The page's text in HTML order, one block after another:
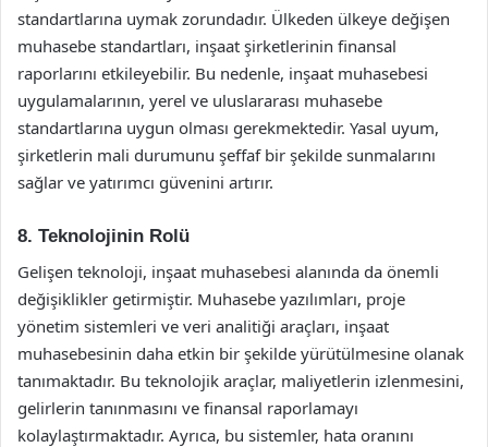
standartlarına uymak zorundadır. Ülkeden ülkeye değişen
muhasebe standartları, inşaat şirketlerinin finansal
raporlarını etkileyebilir. Bu nedenle, inşaat muhasebesi
uygulamalarının, yerel ve uluslararası muhasebe
standartlarına uygun olması gerekmektedir. Yasal uyum,
şirketlerin mali durumunu şeffaf bir şekilde sunmalarını
sağlar ve yatırımcı güvenini artırır.
8. Teknolojinin Rolü
Gelişen teknoloji, inşaat muhasebesi alanında da önemli
değişiklikler getirmiştir. Muhasebe yazılımları, proje
yönetim sistemleri ve veri analitiği araçları, inşaat
muhasebesinin daha etkin bir şekilde yürütülmesine olanak
tanımaktadır. Bu teknolojik araçlar, maliyetlerin izlenmesini,
gelirlerin tanınmasını ve finansal raporlamayı
kolaylaştırmaktadır. Ayrıca, bu sistemler, hata oranını